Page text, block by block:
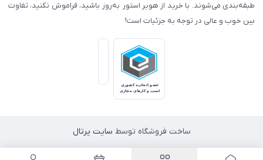
طبقه‌بندی می‌شوند. با خرید از هویر استور به‌روز باشید، فراموش نکنید، تفاوت
بین خوب و عالی در توجه به جزئیات است!
ساخت فروشگاه توسط سایت پرتال